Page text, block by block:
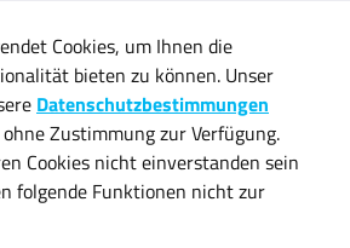
Cookies, um Ihnen die
bieten zu können. Unser
Datenschutzbestimmungen
Zustimmung zur Verfügung.
Cookies nicht einverstanden sein
folgende Funktionen nicht zur